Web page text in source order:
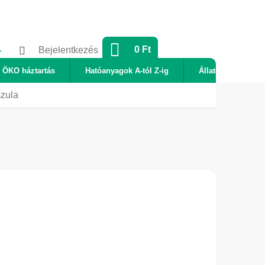
Bejelentkezés KOSÁR
0 Ft
ÖKO háztartás Hatóanyagok A-tól Z-ig Állatok